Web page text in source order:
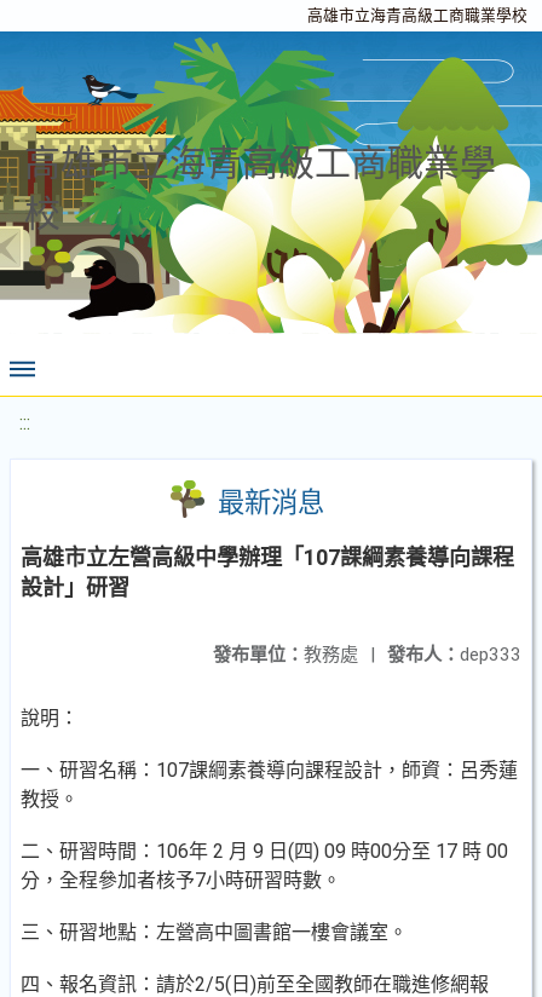
高雄市立海青高級工商職業學校
高雄市立海青高級工商職業學
校
:::
最新消息
高雄市立左營高級中學辦理「107課綱素養導向課程
設計」研習
發布人： dep333
發布單位： 教務處 |
說明：
一、研習名稱：107課綱素養導向課程設計，師資：呂秀蓮
教授。
二、研習時間：106年 2 月 9 日(四) 09 時00分至 17 時 00
分，全程參加者核予7小時研習時數。
三、研習地點：左營高中圖書館一樓會議室。
四、報名資訊：請於2/5(日)前至全國教師在職進修網報